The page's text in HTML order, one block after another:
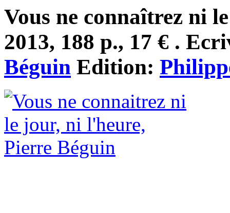
Vous ne connaîtrez ni
2013, 188 p., 17 € .
Béguin Edition: